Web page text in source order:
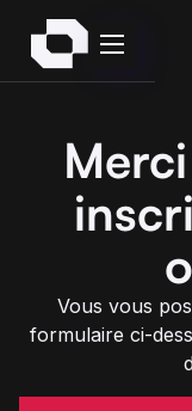
Vous vous
formulaire ci-